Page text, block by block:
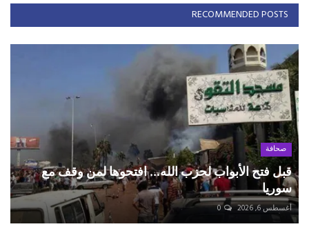
RECOMMENDED POSTS
صحافة
قبل فتح الأبواب لحزب الله... افتحوها لمن وقف مع
سوريا
أغسطس 6, 2026 0